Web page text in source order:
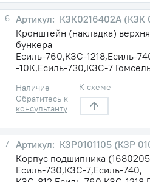
6
КЗК0216402А (КЗК
Кронштейн (накладка)
бункера
Есиль-760,КЗС-1218,Есиль-
-10К,Есиль-730,КЗС-7
Наличие
Обратитесь к
консультанту
К схеме
7
КЗР0101105 (КЗР
Корпус подшипника
Есиль-730,КЗС-7,Есиль-740,